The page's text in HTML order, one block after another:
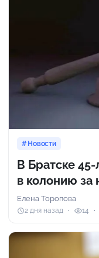
Новости
В Братске
в колонию за
Елена Торопова
2 дня назад 14